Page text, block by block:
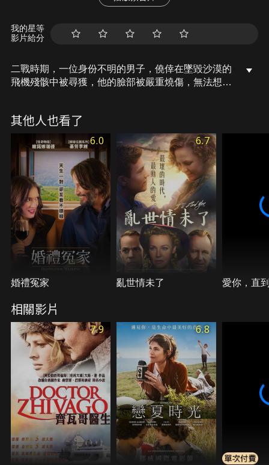
我的星等
影片給分
二戰時期，一位身份不明的男子，僥倖在墜毀沙漠的
飛機殘骸中被尋獲，他的臉部被嚴重燒傷，無法想起
照顧，遠離了戰爭塵囂，他靜靜地躺在房間的木床，
日漸康復。窗頭的一本舊書喚起了他的思緒，原來在
烽火燎原下，他所遺失的記憶，隱藏著一段炙熱濃烈
又痛苦的摯愛傷痕，還有那段唯一可以釋放他的愛
情…
其他人也看了
6.0
婚禮冤家
6.7
亂世情未了 愛你，直
相關影片
7.9 6.8